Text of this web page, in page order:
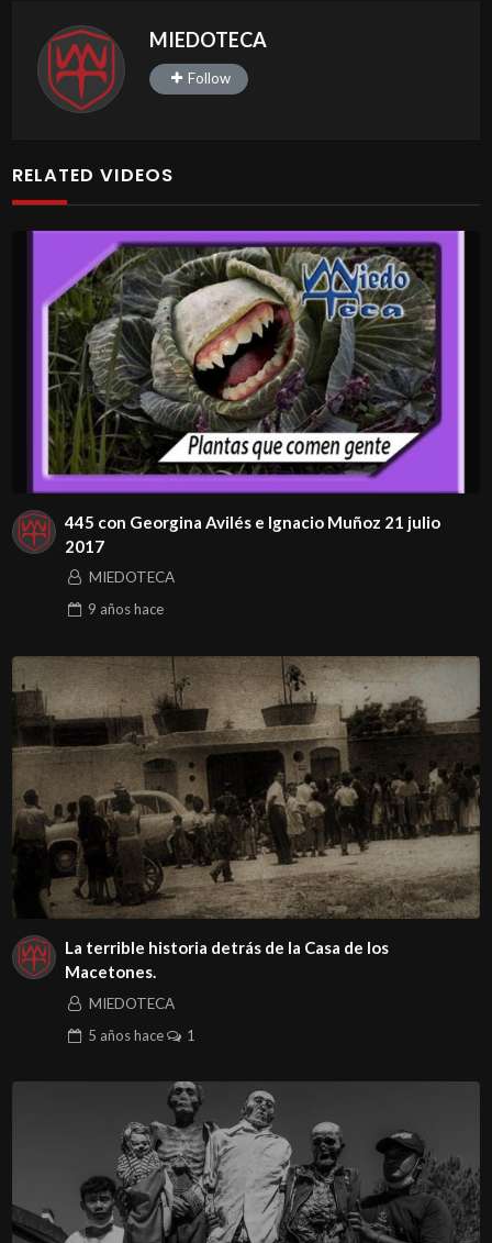
MIEDOTECA
Follow
RELATED VIDEOS
445 con Georgina Avilés e Ignacio Muñoz 21 julio
2017
MIEDOTECA
9 añoshace
La terrible historia detrás de la Casa de los
Macetones.
MIEDOTECA
5 añoshace 1